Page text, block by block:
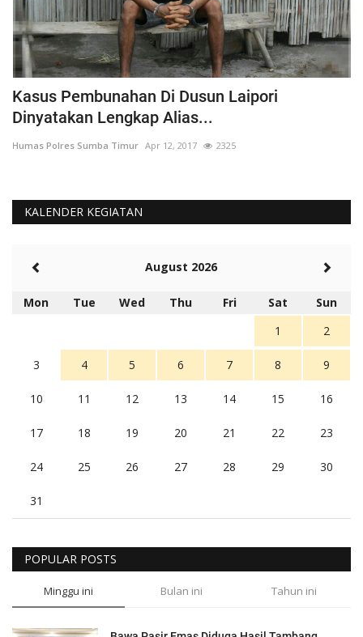
Kasus Pembunahan Di Dusun Laipori
Dinyatakan Lengkap Alias...
Humas Polres Sumba Timur Apr 12, 2017 2325
KALENDER KEGIATAN
August 2026
Mon Tue Wed Thu Fri Sat
Sun
1
2
3 4 5 6 7 8 9
10 11 12 13 14 15 16
17 18 19 20 21 22 23
24 25 26 27 28 29 30
31
POPULAR POSTS
Minggu ini Bulan ini Tahun ini